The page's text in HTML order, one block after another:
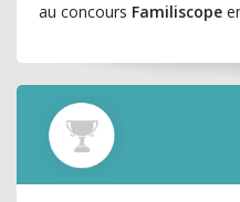
au concours Familiscope